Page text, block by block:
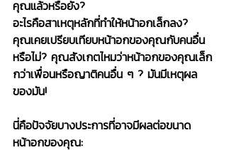
คุณแล้วหรือยัง?
อะไรคือสาเหตุหลักที่ทำให้หน้าอกเล็กลง?
คุณเคยเปรียบเทียบหน้าอกของคุณกับคนอื่น
หรือไม่? คุณสังเกตไหมว่าหน้าอกของคุณเล็ก
กว่าเพื่อนหรือญาติคนอื่น ๆ ? มันมีเหตุผล
ของมัน!
นี่คือปัจจัยบางประการที่อาจมีผลต่อขนาด
หน้าอกของคุณ: